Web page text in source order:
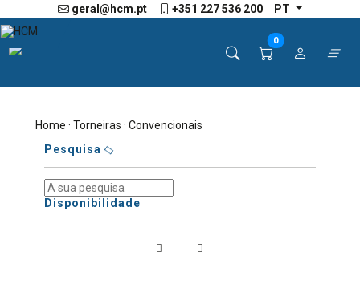
geral@hcm.pt +351 227 536 200 PT
0
Home ·Torneiras · Convencionais
Pesquisa
Disponibilidade